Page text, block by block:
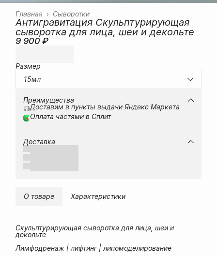
Сыворотки
Главная ›
Антигравитация Скульптурирующая
сыворотка для лица, шеи и декольте
9 900 ₽
Размер
15мл
Преимущества
Доставим в пункты выдачи Яндекс Маркета
Оплата частями в Сплит
Доставка
О товаре Характеристики
Скульптурирующая сыворотка для лица, шеи и
декольте
Лимфодренаж | лифтинг | липомоделирование